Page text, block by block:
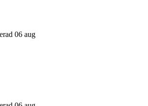
06 aug